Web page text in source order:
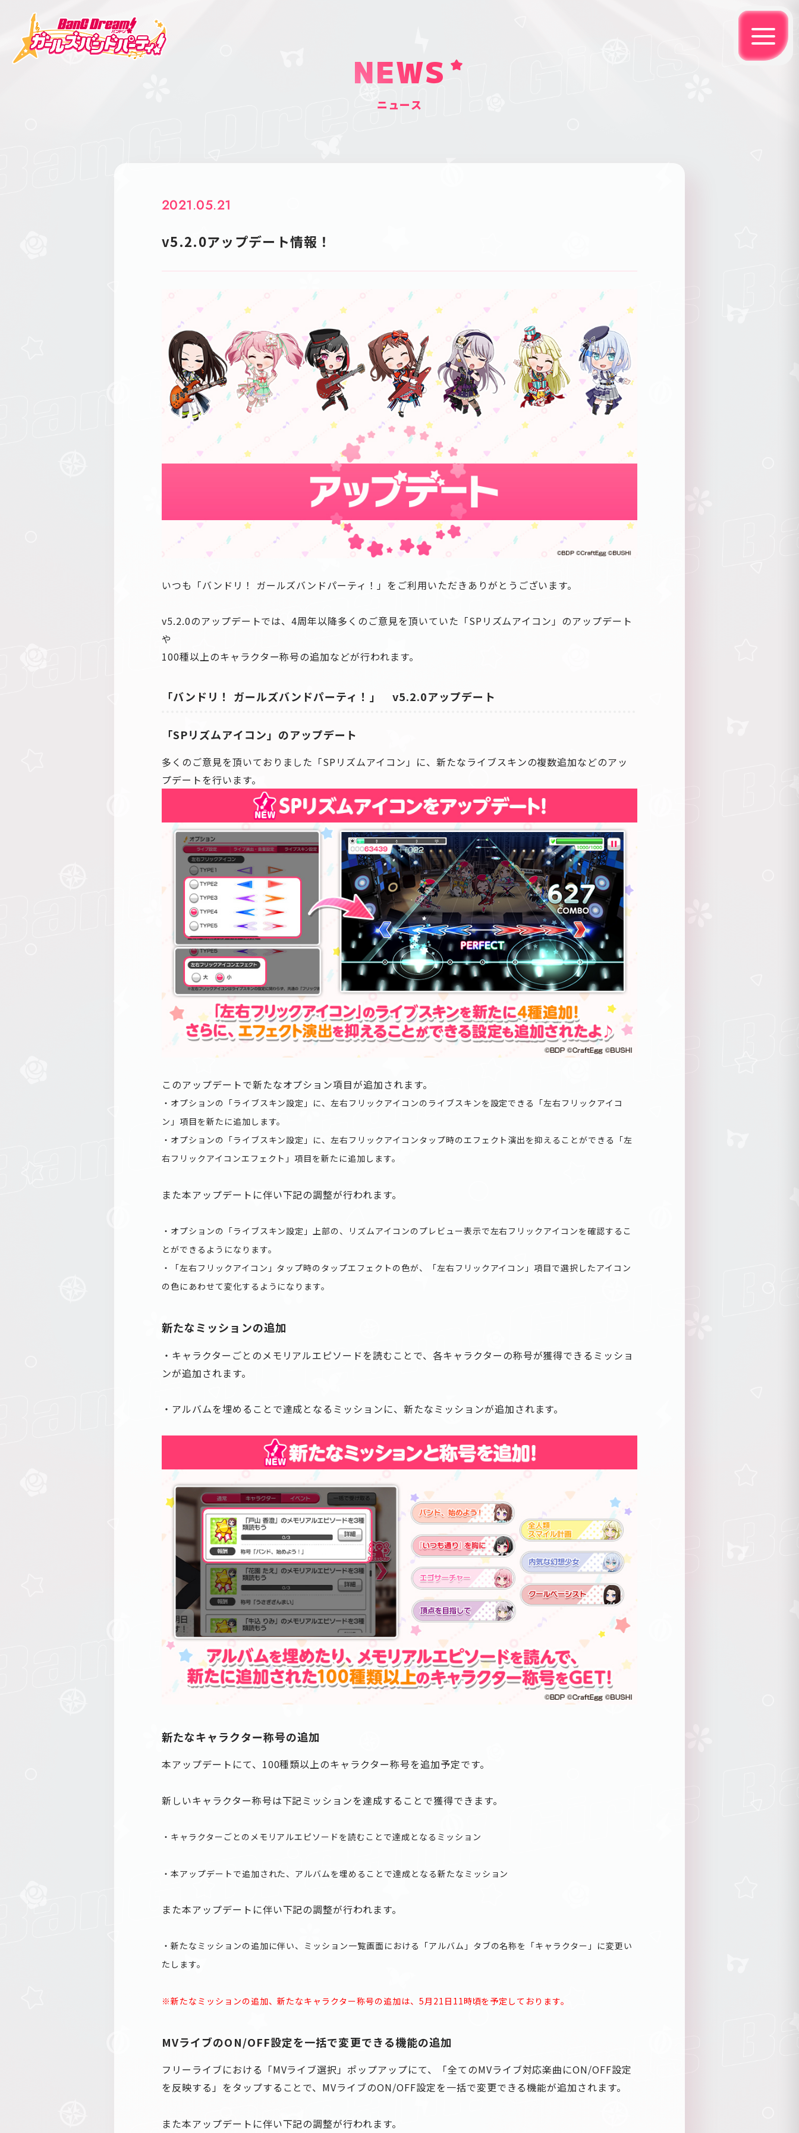
NEWS
ニュース
2021.05.21
v5.2.0アップデート情報！
いつも「バンドリ！ ガールズバンドパーティ！」をご利用いただきありがとうございます。
v5.2.0のアップデートでは、4周年以降多くのご意見を頂いていた「SPリズムアイコン」のアップデート
や
100種以上のキャラクター称号の追加などが行われます。
「バンドリ！ ガールズバンドパーティ！」 v5.2.0アップデート
「SPリズムアイコン」のアップデート
多くのご意見を頂いておりました「SPリズムアイコン」に、新たなライブスキンの複数追加などのアッ
プデートを行います。
このアップデートで新たなオプション項目が追加されます。
・オプションの「ライブスキン設定」に、左右フリックアイコンのライブスキンを設定できる「左右フリックアイコ
ン」項目を新たに追加します。
・オプションの「ライブスキン設定」に、左右フリックアイコンタップ時のエフェクト演出を抑えることができる「左
右フリックアイコンエフェクト」項目を新たに追加します。
また本アップデートに伴い下記の調整が行われます。
・オプションの「ライブスキン設定」上部の、リズムアイコンのプレビュー表示で左右フリックアイコンを確認するこ
とができるようになります。
・「左右フリックアイコン」タップ時のタップエフェクトの色が、「左右フリックアイコン」項目で選択したアイコン
の色にあわせて変化するようになります。
新たなミッションの追加
・キャラクターごとのメモリアルエピソードを読むことで、各キャラクターの称号が獲得できるミッショ
ンが追加されます。
・アルバムを埋めることで達成となるミッションに、新たなミッションが追加されます。
新たなキャラクター称号の追加
本アップデートにて、100種類以上のキャラクター称号を追加予定です。
新しいキャラクター称号は下記ミッションを達成することで獲得できます。
・キャラクターごとのメモリアルエピソードを読むことで達成となるミッション
・本アップデートで追加された、アルバムを埋めることで達成となる新たなミッション
また本アップデートに伴い下記の調整が行われます。
・新たなミッションの追加に伴い、ミッション一覧画面における「アルバム」タブの名称を「キャラクター」に変更い
たします。
※新たなミッションの追加、新たなキャラクター称号の追加は、5月21日11時頃を予定しております。
MVライブのON/OFF設定を一括で変更できる機能の追加
フリーライブにおける「MVライブ選択」ポップアップにて、「全てのMVライブ対応楽曲にON/OFF設定
を反映する」をタップすることで、MVライブのON/OFF設定を一括で変更できる機能が追加されます。
また本アップデートに伴い下記の調整が行われます。